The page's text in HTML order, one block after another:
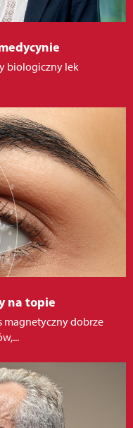
biologiczny lek
na topie
magnetyczny dobrze